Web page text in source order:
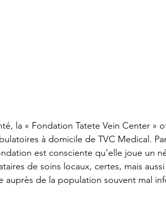
la « Fondation Tatete Vein Center »
à domicile de TVC Medical.
est consciente qu’elle joue un
de soins locaux, certes, mais
auprès de la population souvent mal